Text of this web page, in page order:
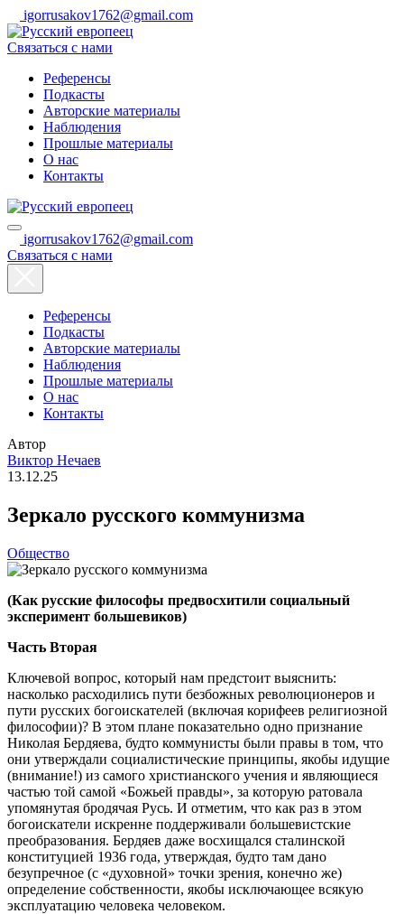
igorrusakov1762@gmail.com
Связаться с нами
Референсы
Подкасты
Авторские материалы
Наблюдения
Прошлые материалы
О нас
Контакты
igorrusakov1762@gmail.com
Связаться с нами
Референсы
Подкасты
Авторские материалы
Наблюдения
Прошлые материалы
О нас
Контакты
Автор
Виктор Нечаев
13.12.25
Зеркало русского коммунизма
Общество
(Как русские философы предвосхитили социальный
эксперимент большевиков)
Часть Вторая
Ключевой вопрос, который нам предстоит выяснить:
насколько расходились пути безбожных революционеров и
пути русских богоискателей (включая корифеев религиозной
философии)? В этом плане показательно одно признание
Николая Бердяева, будто коммунисты были правы в том, что
они утверждали социалистические принципы, якобы идущие
(внимание!) из самого христианского учения и являющиеся
частью той самой «Божьей правды», за которую ратовала
упомянутая бродячая Русь. И отметим, что как раз в этом
богоискатели искренне поддерживали большевистские
преобразования. Бердяев даже восхищался сталинской
конституцией 1936 года, утверждая, будто там дано
безупречное (с «духовной» точки зрения, конечно же)
определение собственности, якобы исключающее всякую
эксплуатацию человека человеком.